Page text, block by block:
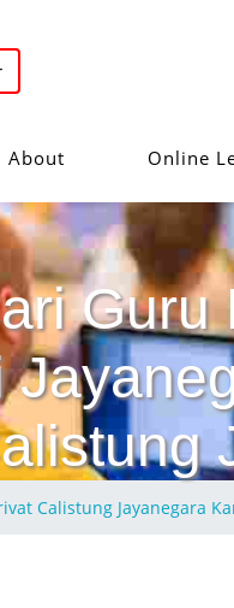
About Online
Guru
Calistung Jayanegara